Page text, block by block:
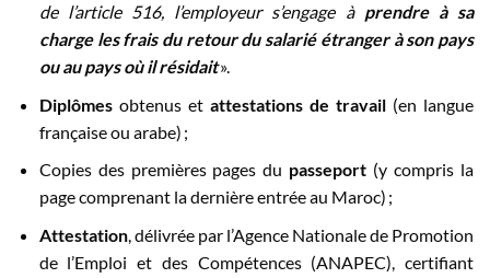
de l’article 516, l’employeur s’engage à prendre à sa
charge les frais du retour du salarié étranger à son pays
ou au pays où il résidait».
Diplômesobtenus et attestations de travail(en langue
française ou arabe) ;
Copies des premières pages du passeport (y compris la
page comprenant la dernière entrée au Maroc) ;
Attestation, délivrée par l’Agence Nationale de Promotion
de l’Emploi et des Compétences (ANAPEC), certifiant